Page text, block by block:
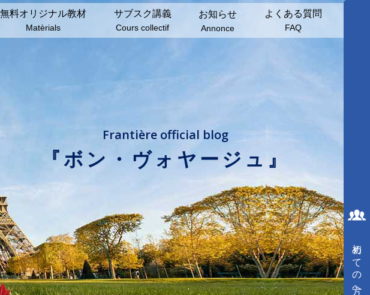
無料オリジナル教材
Matèrials
サブスク講義
Cours collectif
お知らせ
Annonce
よくある質問
FAQ
初めての方へ
Frantière official blog
『ボン・ヴォヤージュ』